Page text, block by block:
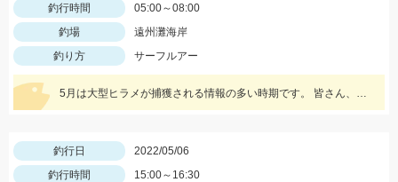
釣行時間
05:00～08:00
釣場
遠州灘海岸
釣り方
サーフルアー
5月は大型ヒラメが捕獲される情報の多い時期です。 皆さん、サーフへ出かけましょう！
釣行日
2022/05/06
釣行時間
15:00～16:30